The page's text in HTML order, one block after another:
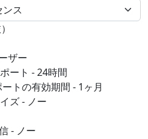
ザー
ート - 24時間
トの有効期間 - 1ヶ月
ズ - ノー
- ノー